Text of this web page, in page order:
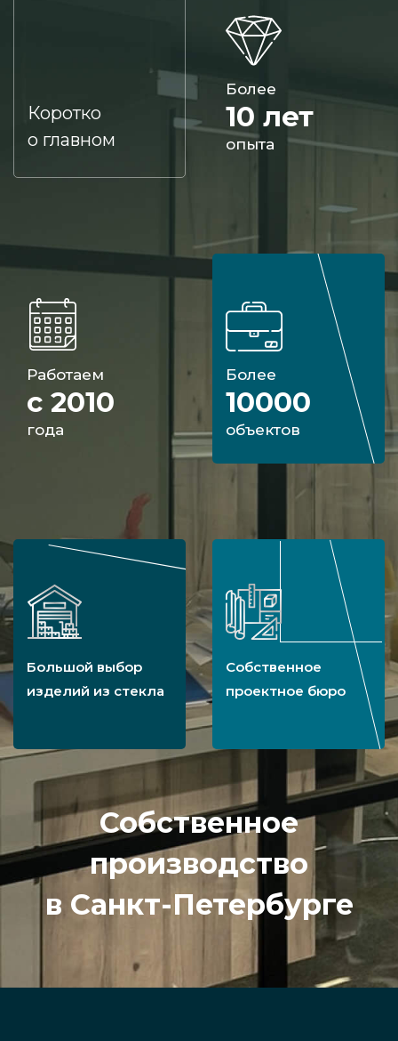
Коротко
о главном
Более
10 лет
опыта
Работаем
с 2010
года
Более
10000
объектов
Большой выбор
изделий из стекла
Собственное
проектное бюро
Собственное
производство
в Санкт-Петербурге